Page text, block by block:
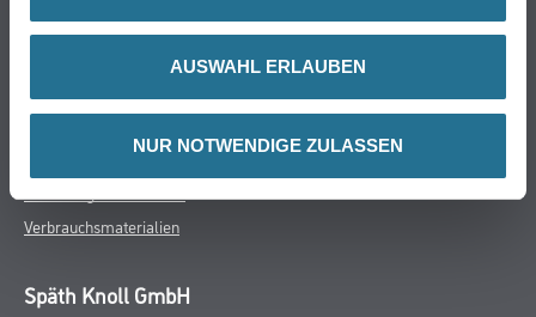
AUSWAHL ERLAUBEN
NUR NOTWENDIGE ZULASSEN
WDV-Systeme
Wand- & Deckenbeläge
Verbrauchsmaterialien
Späth Knoll GmbH